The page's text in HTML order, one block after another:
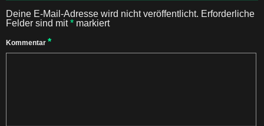
Deine E-Mail-Adresse wird nicht veröffentlicht. Erforderliche
Felder sind mit* markiert
Kommentar *